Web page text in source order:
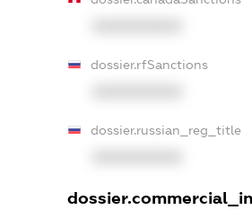
dossier.rfSanctions
dossier.russian_reg_title